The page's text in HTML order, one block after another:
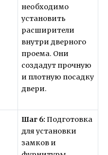
необходимо
установить
расширители
внутри дверного
проема. Они
создадут прочную
и плотную посадку
двери.
Шаг 6:Подготовка
для установки
замков и